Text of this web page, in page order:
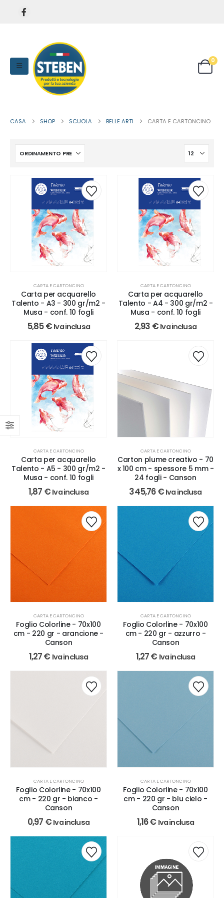
0
CASA SHOP SCUOLA BELLE ARTI CARTA E CARTONCINO
CARTA E CARTONCINO
Carta per acquarello
Talento - A3 - 300 gr/m2 -
Musa - conf. 10 fogli
5,85€ Iva inclusa
CARTA E CARTONCINO
Carta per acquarello
Talento - A4 - 300 gr/m2 -
Musa - conf. 10 fogli
2,93 € Iva inclusa
CARTA E CARTONCINO
Carta per acquarello
Talento - A5 - 300 gr/m2 -
Musa - conf. 10 fogli
1,87 € Iva inclusa
CARTA E CARTONCINO
Carton plume creativo - 70
x 100 cm - spessore 5 mm -
24 fogli - Canson
345,76€ Iva inclusa
CARTA E CARTONCINO
Foglio Colorline - 70x100
cm - 220 gr - arancione -
Canson
1,27€ Iva inclusa
CARTA E CARTONCINO
Foglio Colorline - 70x100
cm - 220 gr - azzurro -
Canson
1,27€ Iva inclusa
CARTA E CARTONCINO
Foglio Colorline - 70x100
cm - 220 gr - bianco -
Canson
0,97 € Iva inclusa
CARTA E CARTONCINO
Foglio Colorline - 70x100
cm - 220 gr - blu cielo -
Canson
1,16€ Iva inclusa